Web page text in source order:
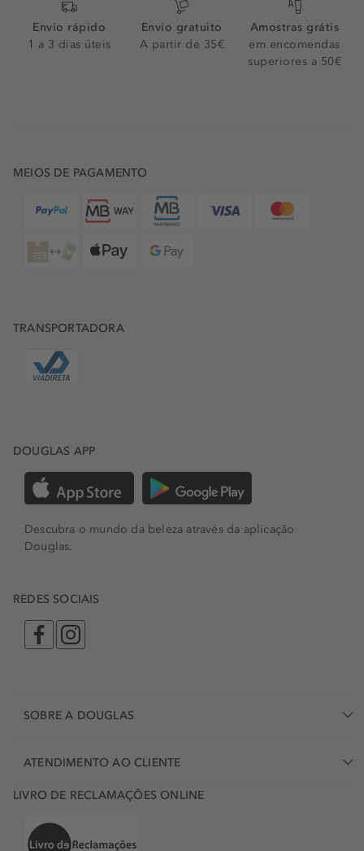
Envio rápido
1 a 3 dias úteis
Envio gratuito
A partir de 35€
Amostras grátis
em encomendas
superiores a 50€
MEIOS DE PAGAMENTO
TRANSPORTADORA
DOUGLAS APP
Descubra o mundo da beleza através da aplicação
Douglas.
REDES SOCIAIS
SOBRE A DOUGLAS
ATENDIMENTO AO CLIENTE
LIVRO DE RECLAMAÇÕES ONLINE